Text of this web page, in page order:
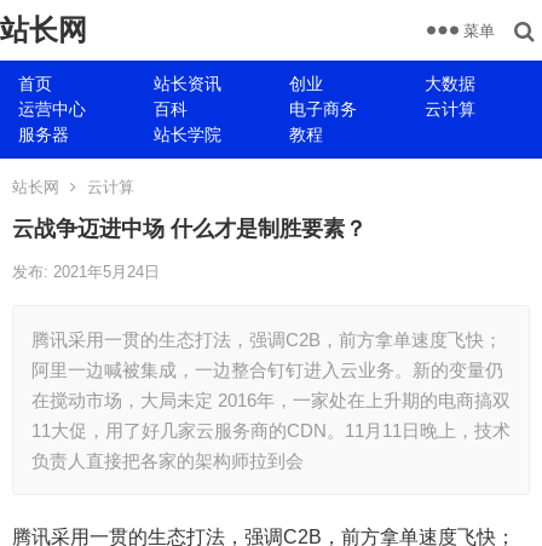
站长网
首页 站长资讯 创业
大数据
运营中心
百科 电子商务
云计算
服务器
站长学院 教程
菜单
站长网 云计算
云战争迈进中场 什么才是制胜要素？
发布: 2021年5月24日
腾讯采用一贯的生态打法，强调C2B，前方拿单速度飞快；
阿里一边喊被集成，一边整合钉钉进入云业务。新的变量仍
在搅动市场，大局未定 2016年，一家处在上升期的电商搞双
11大促，用了好几家云服务商的CDN。11月11日晚上，技术
负责人直接把各家的架构师拉到会
腾讯采用一贯的生态打法，强调C2B，前方拿单速度飞快；